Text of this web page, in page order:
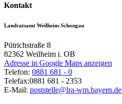
Kontakt
Landratsamt Weilheim-Schongau
Pütrichstraße 8
82362 Weilheim i. OB
Adresse in Google Maps anzeigen
Telefon: 0881 681 - 0
Telefax:0881 681 - 2353
E-Mail: poststelle@lra-wm.bayern.de